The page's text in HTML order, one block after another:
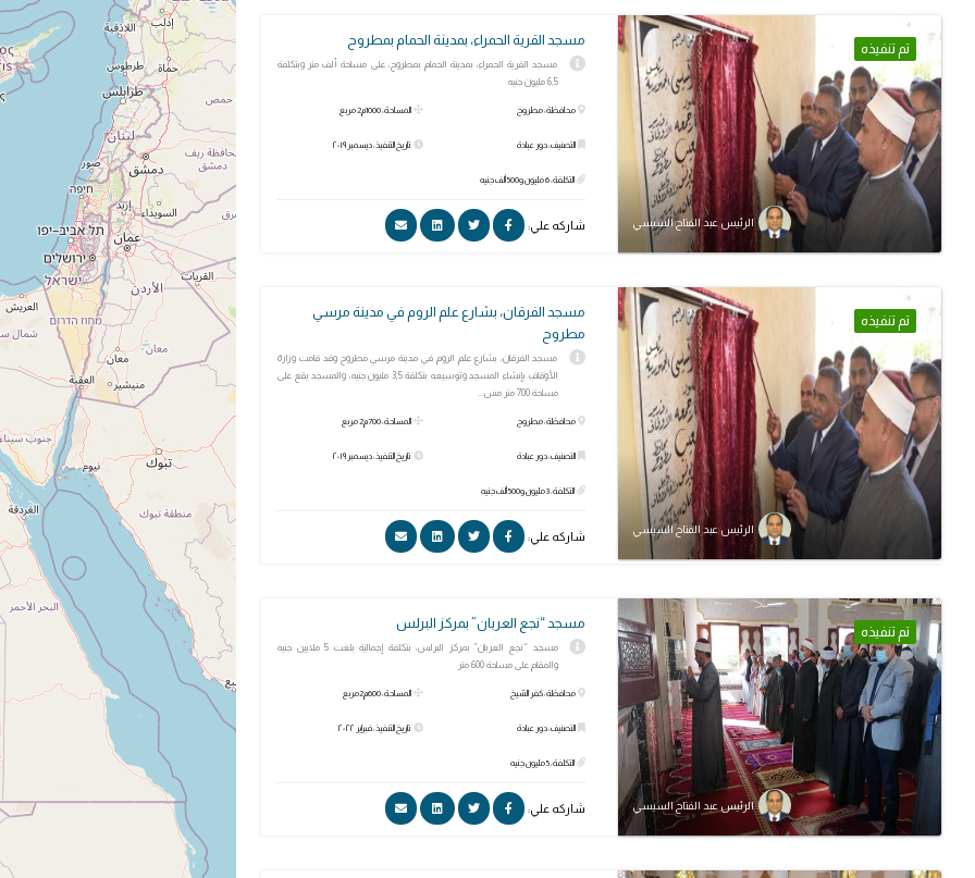
تم تنفيذه
الرئيس عبد الفتاح السيسي
مسجد القرية الحمراء، بمدينة الحمام بمطروح
مسجد القرية الحمراء، بمدينة الحمام بمطروح، على مساحة ألف متر وبتكلفة
6,5 مليون جنيه
محافظة: مطروح
التصنيف: دور عبادة
التكلفة: 6 مليون و500 ألف جنيه
المساحة: 1000م2 مربع
تاريخ التنفيذ: ديسمبر ٢٠١٩
شاركه علي:
تم تنفيذه
الرئيس عبد الفتاح السيسي
مسجد الفرقان، بشارع علم الروم في مدينة مرسي
مطروح
مسجد الفرقان، بشارع علم الروم في مدينة مرسي مطروح وقد قامت وزارة
الأوقاف بإنشاء المسجد وتوسيعه بتكلفة 3,5 مليون جنيه، والمسجد يقع على
مساحة 700 متر مس...
محافظة: مطروح
التصنيف: دور عبادة
التكلفة: 3 مليون و500 ألف جنيه
المساحة: 700م2 مربع
تاريخ التنفيذ: ديسمبر ٢٠١٩
شاركه علي:
تم تنفيذه
الرئيس عبد الفتاح السيسي
مسجد “نجع العربان” بمركز البرلس
مسجد “نجع العربان” بمركز البرلس، بتكلفة إجمالية بلغت 5 ملايين جنيه
والمقام على مساحة 600 متر
محافظة: كفر الشيخ
التصنيف: دور عبادة
التكلفة: 5 مليون جنيه
المساحة: 600م2مربع
تاريخ التنفيذ: فبراير ٢٠٢٢
شاركه علي: